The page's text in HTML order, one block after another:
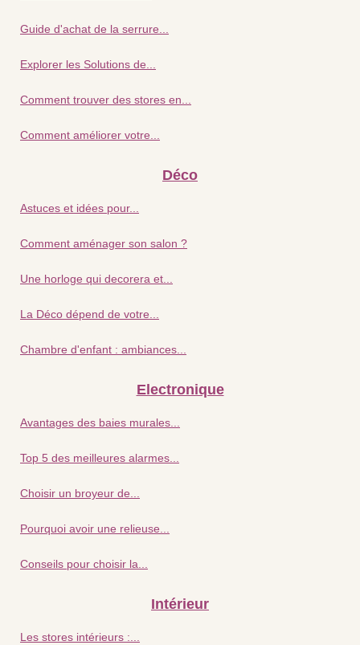
Guide d'achat de la serrure...
Explorer les Solutions de...
Comment trouver des stores en...
Comment améliorer votre...
Déco
Astuces et idées pour...
Comment aménager son salon ?
Une horloge qui decorera et...
La Déco dépend de votre...
Chambre d'enfant : ambiances...
Electronique
Avantages des baies murales...
Top 5 des meilleures alarmes...
Choisir un broyeur de...
Pourquoi avoir une relieuse...
Conseils pour choisir la...
Intérieur
Les stores intérieurs :...